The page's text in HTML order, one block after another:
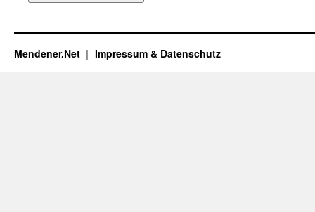
Mendener.Net Impressum & Datenschutz